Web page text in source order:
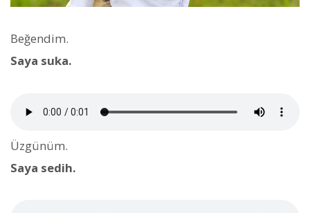
Beğendim.
Saya suka.
Üzgünüm.
Saya sedih.